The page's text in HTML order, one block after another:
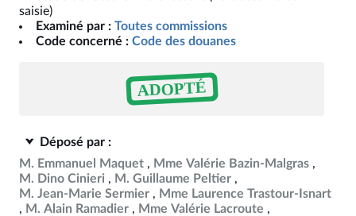
saisie)
Examiné par : Toutes commissions
Code concerné : Code des douanes
ADOPTÉ
Déposé par :
M. Emmanuel Maquet
Mme Valérie Bazin-Malgras
M. Dino Cinieri
M. Guillaume Peltier
M. Jean-Marie Sermier
Mme Laurence Trastour-Isnart
M. Alain Ramadier
Mme Valérie Lacroute